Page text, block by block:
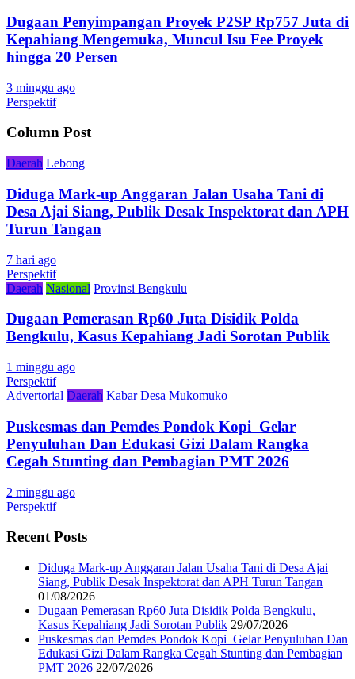
Dugaan Penyimpangan Proyek P2SP Rp757 Juta di
Kepahiang Mengemuka, Muncul Isu Fee Proyek
hingga 20 Persen
3 minggu ago
Perspektif
Column Post
Daerah Lebong
Diduga Mark-up Anggaran Jalan Usaha Tani di
Desa Ajai Siang, Publik Desak Inspektorat dan APH
Turun Tangan
7 hari ago
Perspektif
Daerah Nasional Provinsi Bengkulu
Dugaan Pemerasan Rp60 Juta Disidik Polda
Bengkulu, Kasus Kepahiang Jadi Sorotan Publik
1 minggu ago
Perspektif
Advertorial Daerah Kabar Desa Mukomuko
Puskesmas dan Pemdes Pondok Kopi Gelar
Penyuluhan Dan Edukasi Gizi Dalam Rangka
Cegah Stunting dan Pembagian PMT 2026
2 minggu ago
Perspektif
Recent Posts
Diduga Mark-up Anggaran Jalan Usaha Tani di Desa Ajai
Siang, Publik Desak Inspektorat dan APH Turun Tangan
01/08/2026
Dugaan Pemerasan Rp60 Juta Disidik Polda Bengkulu,
Kasus Kepahiang Jadi Sorotan Publik 29/07/2026
Puskesmas dan Pemdes Pondok Kopi Gelar Penyuluhan Dan
Edukasi Gizi Dalam Rangka Cegah Stunting dan Pembagian
PMT 2026 22/07/2026